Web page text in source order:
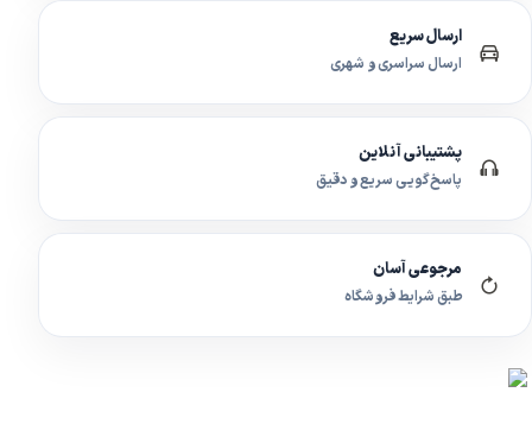
ارسال سریع
ارسال سراسری و شهری
پشتیبانی آنلاین
پاسخ‌گویی سریع و دقیق
مرجوعی آسان
طبق شرایط فروشگاه